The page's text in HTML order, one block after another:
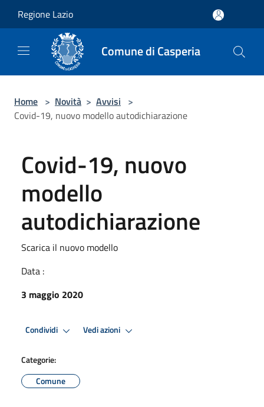
Regione Lazio
Comune di Casperia
Home > Novità > Avvisi >
Covid-19, nuovo modello autodichiarazione
Covid-19, nuovo
modello
autodichiarazione
Scarica il nuovo modello
Data :
3 maggio 2020
Condividi Vedi azioni
Categorie:
Comune